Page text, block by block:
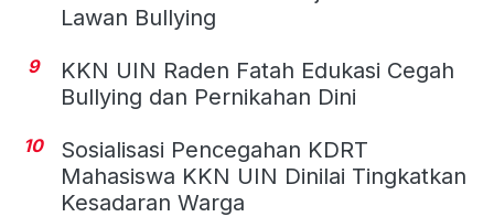
Lawan Bullying
9
KKN UIN Raden Fatah Edukasi Cegah
Bullying dan Pernikahan Dini
10
Sosialisasi Pencegahan KDRT
Mahasiswa KKN UIN Dinilai Tingkatkan
Kesadaran Warga